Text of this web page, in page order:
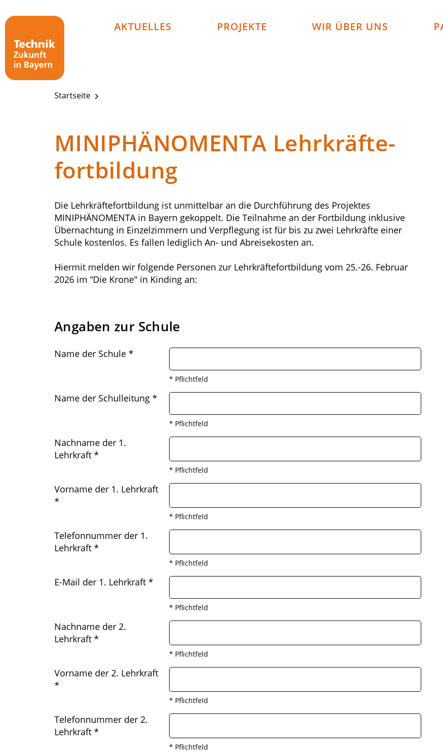
Technik - Zukunft in Bayern
AKTUELLES PROJEKTE WIR ÜBER UNS
Startseite
MINIPHÄNOMENTA Lehrkräfte-
fortbildung
Die Lehrkräftefortbildung ist unmittelbar an die Durchführung des Projektes
MINIPHÄNOMENTA in Bayern gekoppelt. Die Teilnahme an der Fortbildung inklusive
Übernachtung in Einzelzimmern und Verpflegung ist für bis zu zwei Lehrkräfte einer
Schule kostenlos. Es fallen lediglich An- und Abreisekosten an.
Hiermit melden wir folgende Personen zur Lehrkräftefortbildung vom 25.-26. Februar
2026 im “Die Krone" in Kinding an:
Angaben zur Schule
Name der Schule *
* Pflichtfeld
Name der Schulleitung *
* Pflichtfeld
Nachname der 1.
Lehrkraft *
* Pflichtfeld
Vorname der 1. Lehrkraft
*
* Pflichtfeld
Telefonnummer der 1.
Lehrkraft *
* Pflichtfeld
E-Mail der 1. Lehrkraft *
* Pflichtfeld
Nachname der 2.
Lehrkraft *
* Pflichtfeld
Vorname der 2. Lehrkraft
*
* Pflichtfeld
Telefonnummer der 2.
Lehrkraft *
* Pflichtfeld